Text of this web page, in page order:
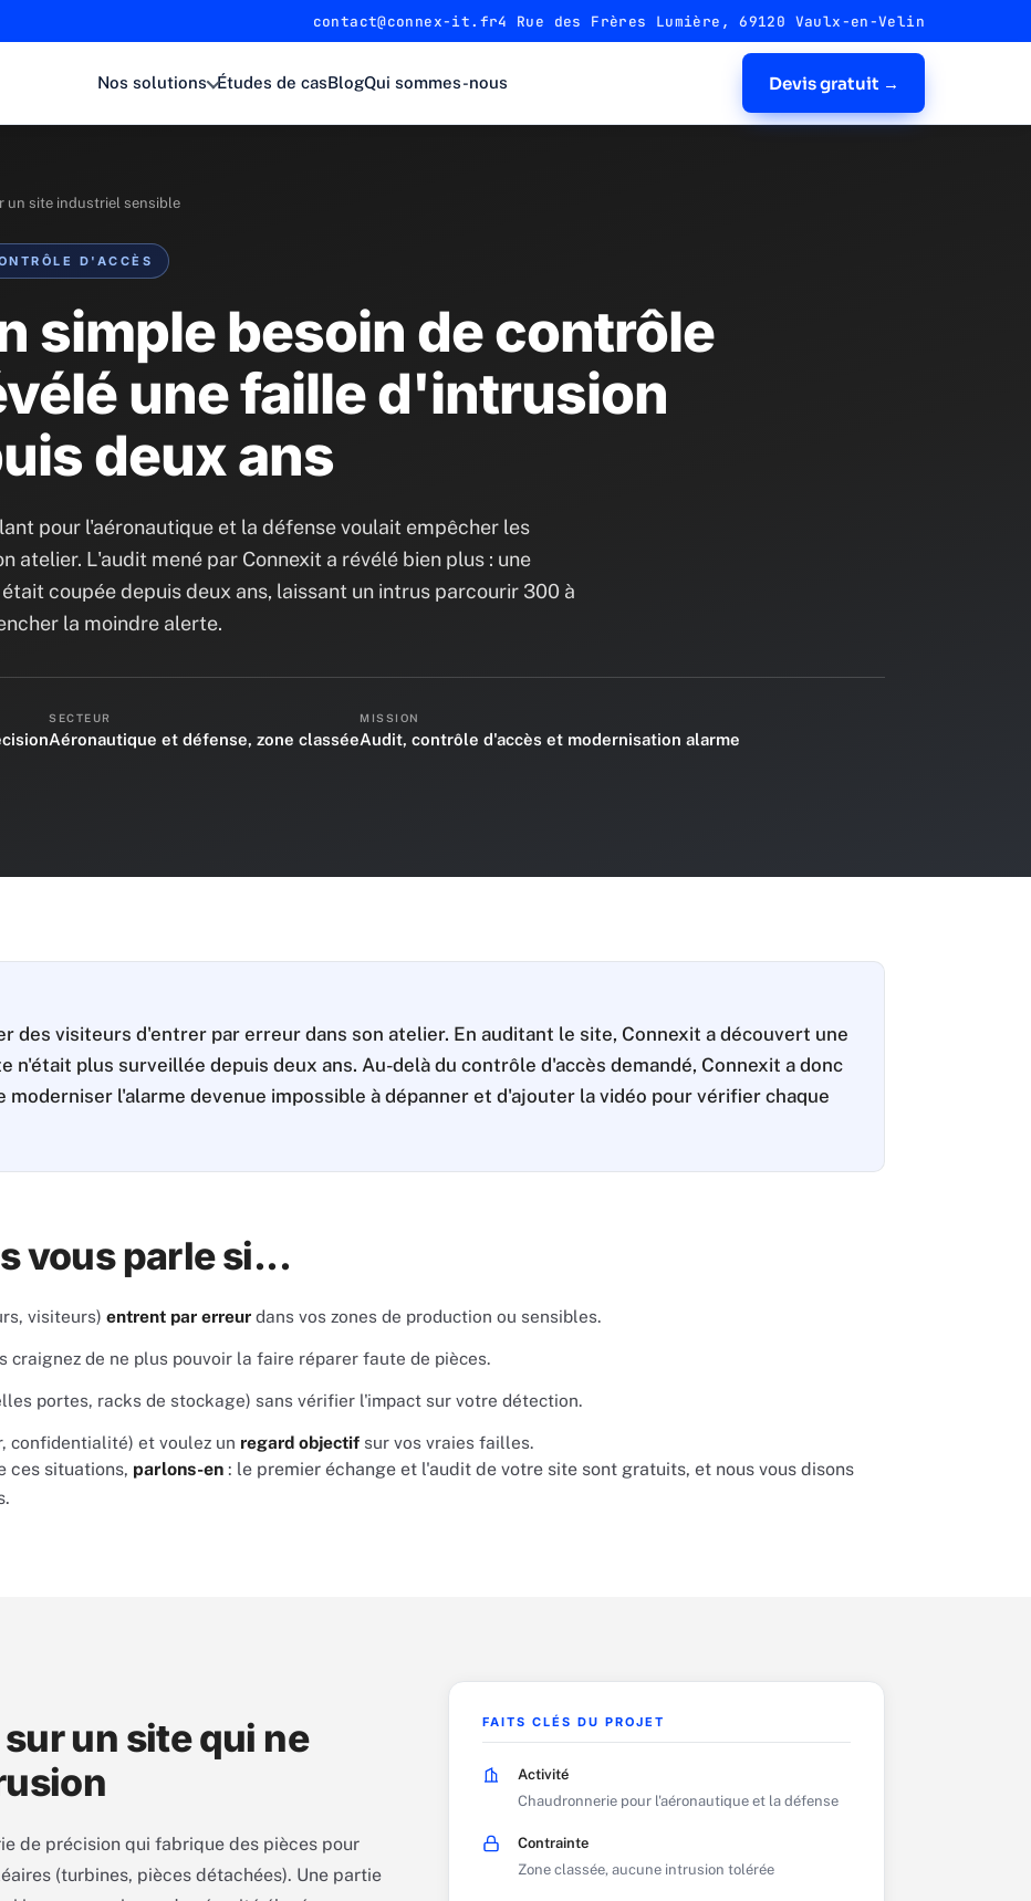
contact@connex-it.fr4 Rue des Frères Lumière, 69120 Vaulx-en-Velin
Nos solutions Études de casBlogQui sommes-nous Devis gratuit →
un site industriel sensible
D'ACCÈS
simple besoin de contrôle
une faille d'intrusion
deux ans
pour l'aéronautique et la défense voulait empêcher les
atelier. L'audit mené par Connexit a révélé bien plus : une
coupée depuis deux ans, laissant un intrus parcourir 300 à
la moindre alerte.
SECTEUR
Aéronautique et défense, zone classée
MISSION
Audit, contrôle d'accès et modernisation alarme
des visiteurs d'entrer par erreur dans son atelier. En auditant le site, Connexit a découvert une
n'était plus surveillée depuis deux ans. Au-delà du contrôle d'accès demandé, Connexit a donc
moderniser l'alarme devenue impossible à dépanner et d'ajouter la vidéo pour vérifier chaque
vous parle si...
visiteurs) entrent par erreur dans vos zones de production ou sensibles.
craignez de ne plus pouvoir la faire réparer faute de pièces.
portes, racks de stockage) sans vérifier l'impact sur votre détection.
confidentialité) et voulez un regard objectif sur vos vraies failles.
ces situations, parlons-en : le premier échange et l'audit de votre site sont gratuits, et nous vous disons
un site qui ne
de précision qui fabrique des pièces pour
(turbines, pièces détachées). Une partie
FAITS CLÉS DU PROJET
Activité
Chaudronnerie pour l'aéronautique et la défense
Contrainte
Zone classée, aucune intrusion tolérée